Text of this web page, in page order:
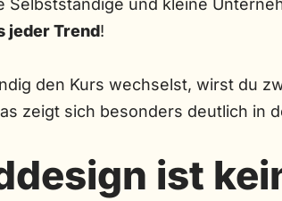
Selbstständige und kleine
jeder Trend!
den Kurs wechselst, wirst du
zeigt sich besonders deutlich in
ist